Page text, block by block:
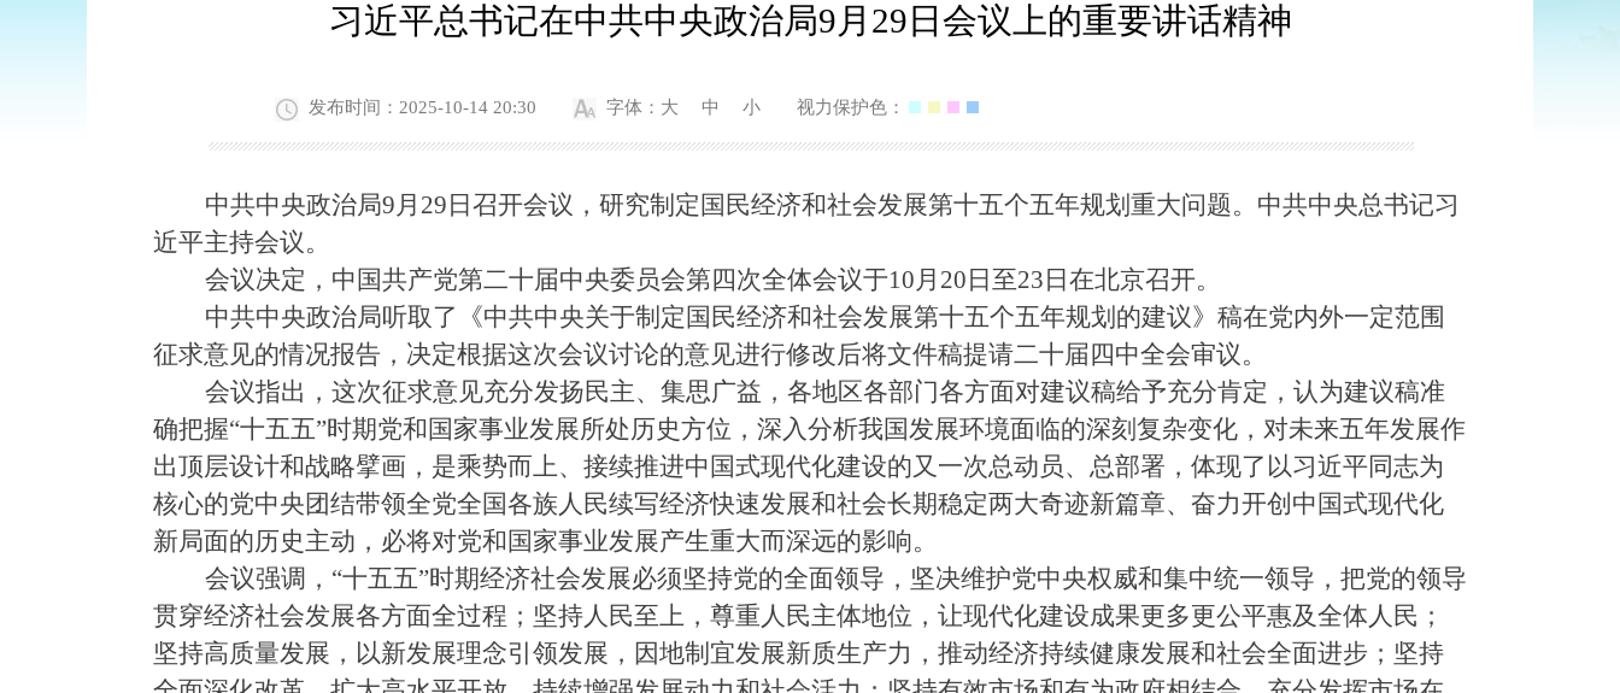
习近平总书记在中共中央政治局9月29日会议上的重要讲话精神
发布时间：2025-10-14 20:30 字体： 大 中 小 视力保护色：
中共中央政治局9月29日召开会议，研究制定国民经济和社会发展第十五个五年规划重大问题。中共中央总书记习
近平主持会议。
会议决定，中国共产党第二十届中央委员会第四次全体会议于10月20日至23日在北京召开。
中共中央政治局听取了《中共中央关于制定国民经济和社会发展第十五个五年规划的建议》稿在党内外一定范围
征求意见的情况报告，决定根据这次会议讨论的意见进行修改后将文件稿提请二十届四中全会审议。
会议指出，这次征求意见充分发扬民主、集思广益，各地区各部门各方面对建议稿给予充分肯定，认为建议稿准
确把握“十五五”时期党和国家事业发展所处历史方位，深入分析我国发展环境面临的深刻复杂变化，对未来五年发展作
出顶层设计和战略擘画，是乘势而上、接续推进中国式现代化建设的又一次总动员、总部署，体现了以习近平同志为
核心的党中央团结带领全党全国各族人民续写经济快速发展和社会长期稳定两大奇迹新篇章、奋力开创中国式现代化
新局面的历史主动，必将对党和国家事业发展产生重大而深远的影响。
会议强调， “十五五”时期经济社会发展必须坚持党的全面领导，坚决维护党中央权威和集中统一领导，把党的领导
贯穿经济社会发展各方面全过程；坚持人民至上，尊重人民主体地位，让现代化建设成果更多更公平惠及全体人民；
坚持高质量发展，以新发展理念引领发展，因地制宜发展新质生产力，推动经济持续健康发展和社会全面进步；坚持